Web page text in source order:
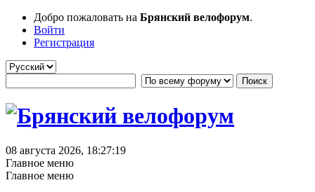
Добро пожаловать на Брянский велофорум.
Войти
Регистрация
08 августа 2026, 18:27:19
Главное меню
Главное меню